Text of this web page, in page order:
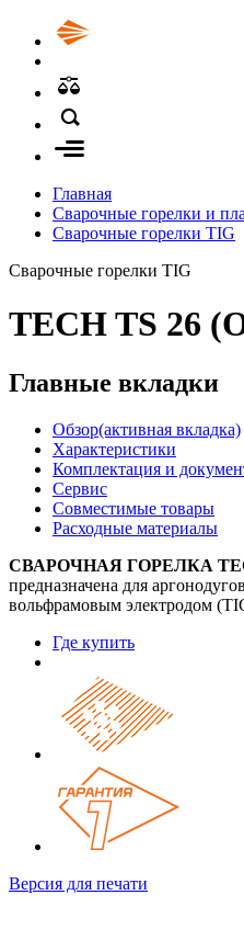
Главная
Сварочные горелки и
Сварочные горелки TIG
Сварочные горелки TIG
TECH TS 26
Главные вкладки
Обзор(активная вкладка)
Характеристики
Комплектация и
Сервис
Совместимые товары
Расходные материалы
СВАРОЧНАЯ ГОРЕЛКА
предназначена для
вольфрамовым электродом
Где купить
Версия для печати